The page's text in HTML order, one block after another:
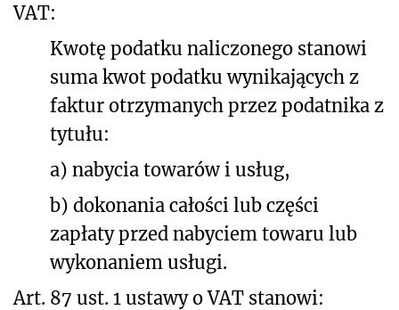
VAT:
Kwotę podatku naliczonego stanowi
suma kwot podatku wynikających z
faktur otrzymanych przez podatnika z
tytułu:
a) nabycia towarów i usług,
b) dokonania całości lub części
zapłaty przed nabyciem towaru lub
wykonaniem usługi.
Art. 87 ust. 1 ustawy o VAT stanowi: